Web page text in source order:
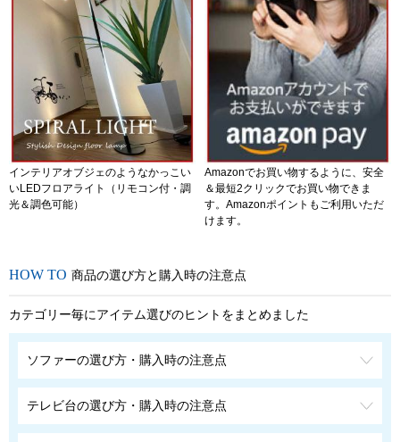
インテリアオブジェのようなかっこい
いLEDフロアライト（リモコン付・調
光＆調色可能）
Amazonでお買い物するように、安全
＆最短2クリックでお買い物できま
す。Amazonポイントもご利用いただ
けます。
商品の選び方と購入時の注意点
カテゴリー毎にアイテム選びのヒントをまとめました
ソファーの選び方・購入時の注意点
テレビ台の選び方・購入時の注意点